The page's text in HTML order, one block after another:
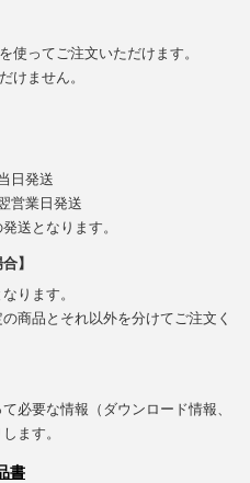
使ってご注文いただけます。
けません。
日発送
営業日発送
送となります。
】
ります。
商品とそれ以外を分けてご注文く
必要な情報（ダウンロード情報、
ます。
書